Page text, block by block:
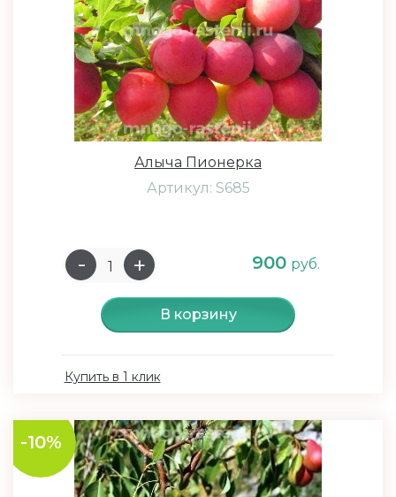
Алыча Пионерка
Артикул: S685
900 руб.
В корзину
Купить в 1 клик
-10%